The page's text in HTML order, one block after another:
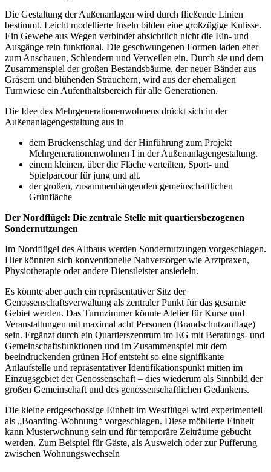
Die Gestaltung der Außenanlagen wird durch fließende Linien
bestimmt. Leicht modellierte Inseln bilden eine großzügige Kulisse.
Ein Gewebe aus Wegen verbindet absichtlich nicht die Ein- und
Ausgänge rein funktional. Die geschwungenen Formen laden eher
zum Anschauen, Schlendern und Verweilen ein. Durch sie und dem
Zusammenspiel der großen Bestandsbäume, der neuer Bänder aus
Gräsern und blühenden Sträuchern, wird aus der ehemaligen
Turnwiese ein Aufenthaltsbereich für alle Generationen.
Die Idee des Mehrgenerationenwohnens drückt sich in der
Außenanlagengestaltung aus in
dem Brückenschlag und der Hinführung zum Projekt
Mehrgenerationenwohnen I in der Außenanlagengestaltung.
einem kleinen, über die Fläche verteilten, Sport- und
Spielparcour für jung und alt.
der großen, zusammenhängenden gemeinschaftlichen
Grünfläche
Der Nordflügel: Die zentrale Stelle mit quartiersbezogenen
Sondernutzungen
Im Nordflügel des Altbaus werden Sondernutzungen vorgeschlagen.
Hier könnten sich konventionelle Nahversorger wie Arztpraxen,
Physiotherapie oder andere Dienstleister ansiedeln.
Es könnte aber auch ein repräsentativer Sitz der
Genossenschaftsverwaltung als zentraler Punkt für das gesamte
Gebiet werden. Das Turmzimmer könnte Atelier für Kurse und
Veranstaltungen mit maximal acht Personen (Brandschutzauflage)
sein. Ergänzt durch ein Quartierszentrum im EG mit Beratungs- und
Gemeinschaftsfunktionen und im Zusammenspiel mit dem
beeindruckenden grünen Hof entsteht so eine signifikante
Anlaufstelle und repräsentativer Identifikationspunkt mitten im
Einzugsgebiet der Genossenschaft – dies wiederum als Sinnbild der
großen Gemeinschaft und des genossenschaftlichen Gedankens.
Die kleine erdgeschossige Einheit im Westflügel wird experimentell
als „Boarding-Wohnung“ vorgeschlagen. Diese möblierte Einheit
kann Musterwohnung sein und für temporäre Zeiträume gebucht
werden. Zum Beispiel für Gäste, als Ausweich oder zur Pufferung
zwischen Wohnungswechseln